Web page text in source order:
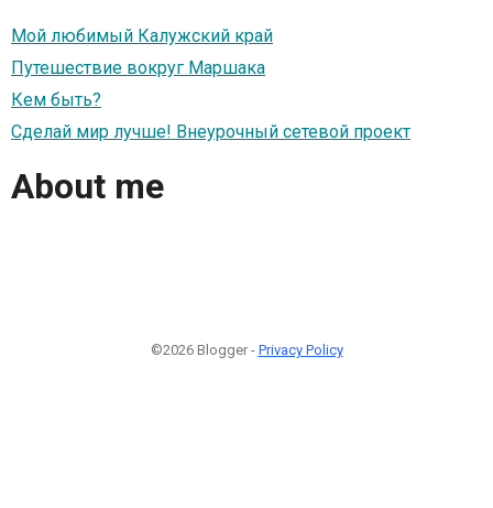
Мой любимый Калужский край
Путешествие вокруг Маршака
Кем быть?
Сделай мир лучше! Внеурочный сетевой проект
About me
©2026 Blogger - Privacy Policy